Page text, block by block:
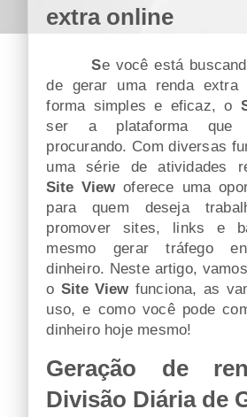
extra online
Se você está buscando uma maneira
de gerar uma renda extra
forma simples e eficaz, o
ser a plataforma que
procurando. Com diversas
uma série de atividades
Site View oferece uma
para quem deseja
promover sites, links e
mesmo gerar tráfego
dinheiro. Neste artigo,
oSite View funciona, as
uso, e como você pode
dinheiro hoje mesmo!
Geração de
Divisão Diária de